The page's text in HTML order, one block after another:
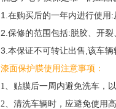
1.在购买后的一年内进行使用
2.保修的范围包括:脱胶、开
3.本保证不可转让出售,该车
漆面保护膜使用注意事项：
1、贴膜后一周内避免洗车，
2、清洗车辆时，应避免使用